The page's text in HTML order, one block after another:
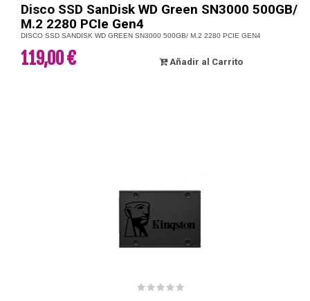
Disco SSD SanDisk WD Green SN3000 500GB/
M.2 2280 PCIe Gen4
DISCO SSD SANDISK WD GREEN SN3000 500GB/ M.2 2280 PCIE GEN4
119,00 € Añadir al Carrito